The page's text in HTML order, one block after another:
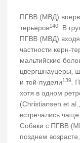
ПГВВ (МВД)
терьеров140
. В
ПГВВ (МВД)
частности керн-
мальтийские
цвергшнауцеры,
и той-пудели139
.
хотя в одном
(Christiansen et
встречались
Собаки с ПГВВ
позднем